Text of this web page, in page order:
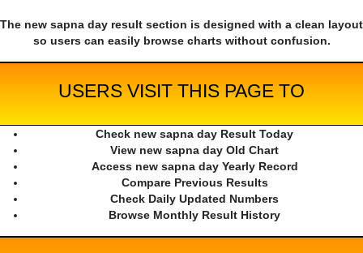
The new sapna day result section is designed with a clean layout
so users can easily browse charts without confusion.
USERS VISIT THIS PAGE TO
Check new sapna day Result Today
View new sapna day Old Chart
Access new sapna day Yearly Record
Compare Previous Results
Check Daily Updated Numbers
Browse Monthly Result History